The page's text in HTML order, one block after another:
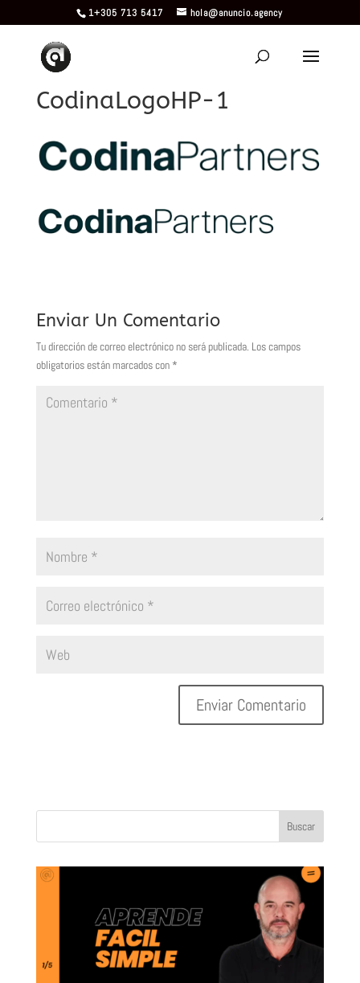
1+305 713 5417 hola@anuncio.agency
CodinaLogoHP-1
Enviar Un Comentario
Tu dirección de correo electrónico no será publicada. Los campos
obligatorios están marcados con *